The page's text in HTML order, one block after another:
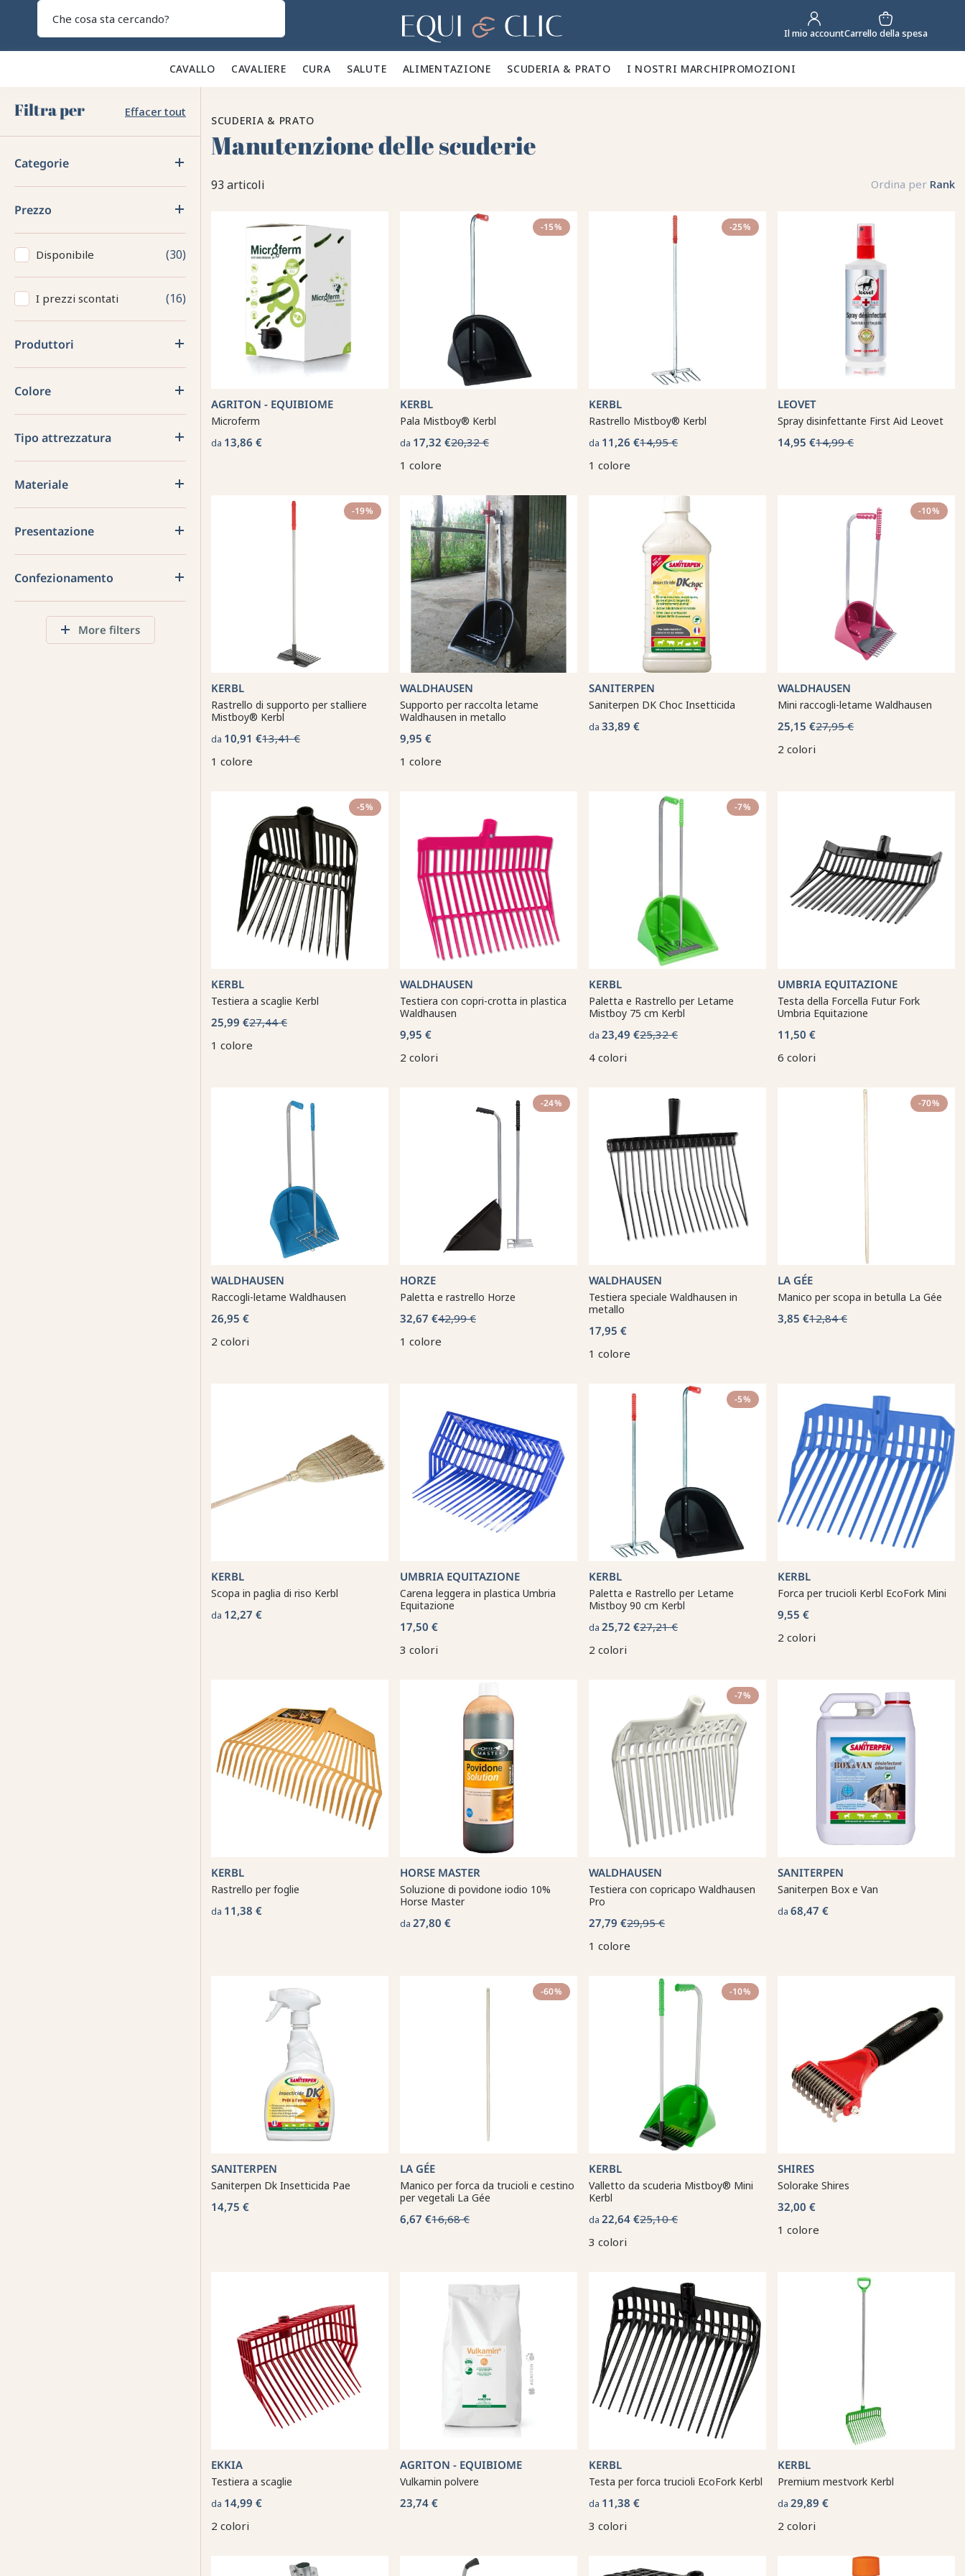
Casa Il mio accountCarrello della spesa
CAVALLO 🐎 CAVALIERE 👕 CURA 🪮 SALUTE ✨ ALIMENTAZIONE 🥕 SCUDERIA & PRATO 🍃 I NOSTRI MARCHIPROMOZIONI
Filtra per Effacer tout
Categorie
Prezzo
Disponibile 30
I prezzi scontati 16
Produttori
Colore
Tipo attrezzatura
Materiale
Presentazione
Confezionamento
More filters
SCUDERIA & PRATO
Manutenzione delle scuderie
93 articoli Ordina per Rank
AGRITON - EQUIBIOME
Microferm
da 13,86 €
-15%
KERBL
Pala Mistboy® Kerbl
da 17,32 €20,32 €
1 colore
-25%
KERBL
Rastrello Mistboy® Kerbl
da 11,26 €14,95 €
1 colore
LEOVET
Spray disinfettante First Aid Leovet
14,95 €14,99 €
-19%
KERBL
Rastrello di supporto per stalliere
Mistboy® Kerbl
da 10,91 €13,41 €
1 colore
WALDHAUSEN
Supporto per raccolta letame
Waldhausen in metallo
9,95 €
1 colore
SANITERPEN
Saniterpen DK Choc Insetticida
da 33,89 €
-10%
WALDHAUSEN
Mini raccogli-letame Waldhausen
25,15 €27,95 €
2 colori
-5%
KERBL
Testiera a scaglie Kerbl
25,99 €27,44 €
1 colore
WALDHAUSEN
Testiera con copri-crotta in plastica
Waldhausen
9,95 €
2 colori
-7%
KERBL
Paletta e Rastrello per Letame
Mistboy 75 cm Kerbl
da 23,49 €25,32 €
4 colori
UMBRIA EQUITAZIONE
Testa della Forcella Futur Fork
Umbria Equitazione
11,50 €
6 colori
WALDHAUSEN
Raccogli-letame Waldhausen
26,95 €
2 colori
-24%
HORZE
Paletta e rastrello Horze
32,67 €42,99 €
1 colore
WALDHAUSEN
Testiera speciale Waldhausen in
metallo
17,95 €
1 colore
-70%
LA GÉE
Manico per scopa in betulla La Gée
3,85 €12,84 €
KERBL
Scopa in paglia di riso Kerbl
da 12,27 €
UMBRIA EQUITAZIONE
Carena leggera in plastica Umbria
Equitazione
17,50 €
3 colori
-5%
KERBL
Paletta e Rastrello per Letame
Mistboy 90 cm Kerbl
da 25,72 €27,21 €
2 colori
KERBL
Forca per trucioli Kerbl EcoFork Mini
9,55 €
2 colori
KERBL
Rastrello per foglie
da 11,38 €
HORSE MASTER
Soluzione di povidone iodio 10%
Horse Master
da 27,80 €
-7%
WALDHAUSEN
Testiera con copricapo Waldhausen
Pro
27,79 €29,95 €
1 colore
SANITERPEN
Saniterpen Box e Van
da 68,47 €
SANITERPEN
Saniterpen Dk Insetticida Pae
14,75 €
-60%
LA GÉE
Manico per forca da trucioli e cestino
per vegetali La Gée
6,67 €16,68 €
-10%
KERBL
Valletto da scuderia Mistboy® Mini
Kerbl
da 22,64 €25,10 €
3 colori
SHIRES
Solorake Shires
32,00 €
1 colore
EKKIA
Testiera a scaglie
da 14,99 €
2 colori
AGRITON - EQUIBIOME
Vulkamin polvere
23,74 €
KERBL
Testa per forca trucioli EcoFork Kerbl
da 11,38 €
3 colori
KERBL
Premium mestvork Kerbl
da 29,89 €
2 colori